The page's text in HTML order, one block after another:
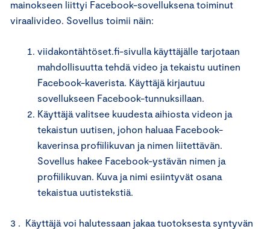
mainokseen liittyi Facebook-sovelluksena toiminut
viraalivideo. Sovellus toimii näin:
viidakontähtöset.fi-sivulla käyttäjälle tarjotaan
mahdollisuutta tehdä video ja tekaistu uutinen
Facebook-kaverista. Käyttäjä kirjautuu
sovellukseen Facebook-tunnuksillaan.
Käyttäjä valitsee kuudesta aihiosta videon ja
tekaistun uutisen, johon haluaa Facebook-
kaverinsa profiilikuvan ja nimen liitettävän.
Sovellus hakee Facebook-ystävän nimen ja
profiilikuvan. Kuva ja nimi esiintyvät osana
tekaistua uutistekstiä.
3 . Käyttäjä voi halutessaan jakaa tuotoksesta syntyvän